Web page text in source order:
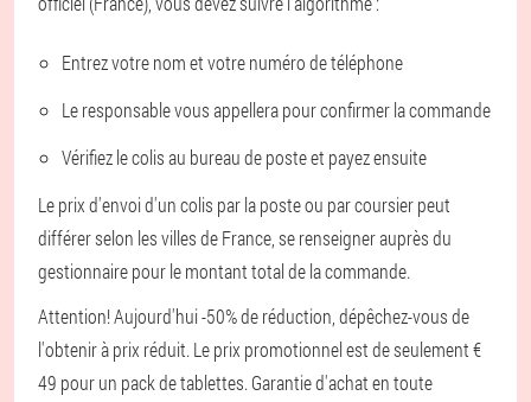
Entrez votre nom et votre numéro de téléphone
Le responsable vous appellera pour confirmer la commande
Vérifiez le colis au bureau de poste et payez ensuite
Le prix d'envoi d'un colis par la poste ou par coursier peut
différer selon les villes de France, se renseigner auprès du
gestionnaire pour le montant total de la commande.
Attention! Aujourd'hui -50% de réduction, dépêchez-vous de
l'obtenir à prix réduit. Le prix promotionnel est de seulement €
49 pour un pack de tablettes. Garantie d'achat en toute